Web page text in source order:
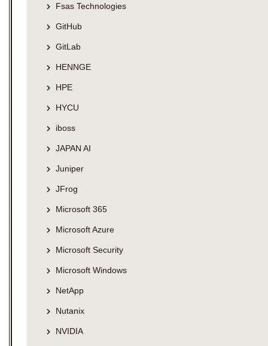
Fsas Technologies
GitHub
GitLab
HENNGE
HPE
HYCU
iboss
JAPAN AI
Juniper
JFrog
Microsoft 365
Microsoft Azure
Microsoft Security
Microsoft Windows
NetApp
Nutanix
NVIDIA